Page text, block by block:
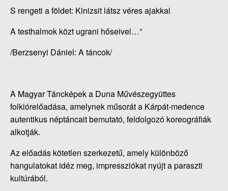
S rengeti a földet: Kinizsit látsz véres ajakkal
A testhalmok közt ugrani hőseivel…”
/Berzsenyi Dániel: A táncok/
A Magyar Táncképek a Duna Művészegyüttes
folklórelőadása, amelynek műsorát a Kárpát-medence
autentikus néptáncait bemutató, feldolgozó koreográfiák
alkotják.
Az előadás kötetlen szerkezetű, amely különböző
hangulatokat idéz meg, impressziókat nyújt a paraszti
kultúrából.